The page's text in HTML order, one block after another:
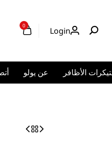
Login
0
الأظافر عن يولو